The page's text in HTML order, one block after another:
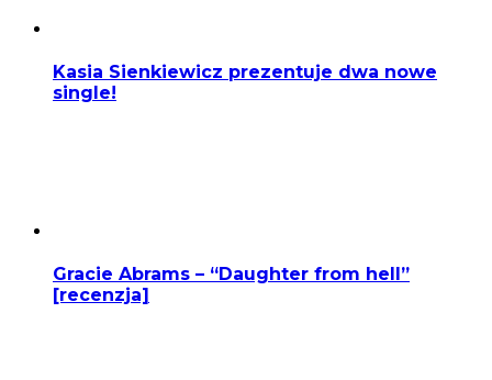
Kasia Sienkiewicz prezentuje dwa nowe
single!
Gracie Abrams – “Daughter from hell”
[recenzja]